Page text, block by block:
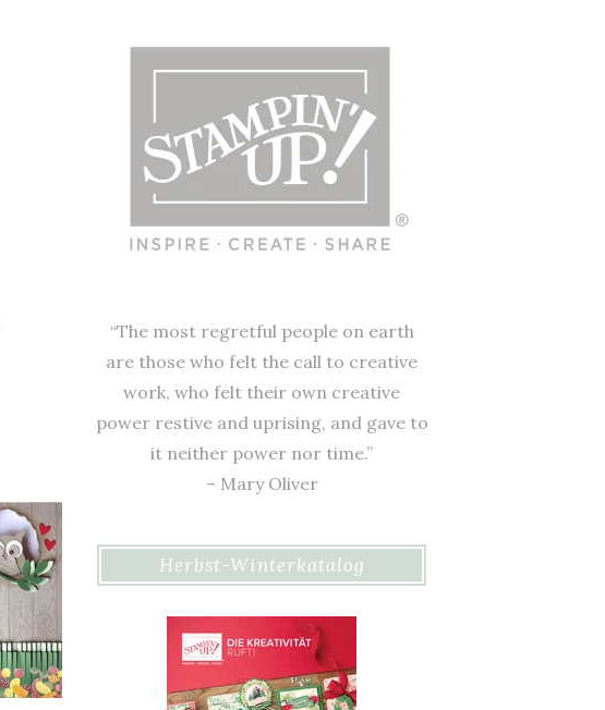
“The most regretful people on earth
are those who felt the call to creative
work, who felt their own creative
power restive and uprising, and gave to
it neither power nor time.”
– Mary Oliver
Herbst-Winterkatalog